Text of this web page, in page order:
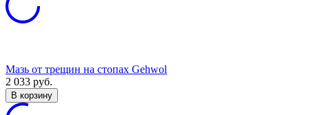
Мазь от трещин на стопах Gehwol
2 033 руб.
В корзину